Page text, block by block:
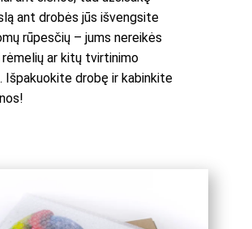
ant drobės jūs išvengsite
rūpesčių – jums nereikės
ar kitų tvirtinimo
Išpakuokite drobę ir kabinkite